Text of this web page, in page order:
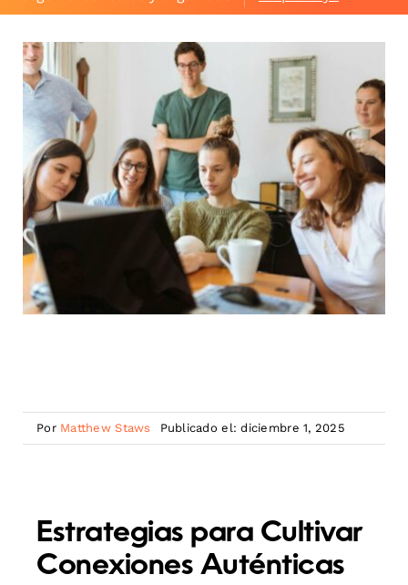
Por Matthew Staws Publicado el: diciembre 1, 2025
Estrategias para Cultivar
Conexiones Auténticas